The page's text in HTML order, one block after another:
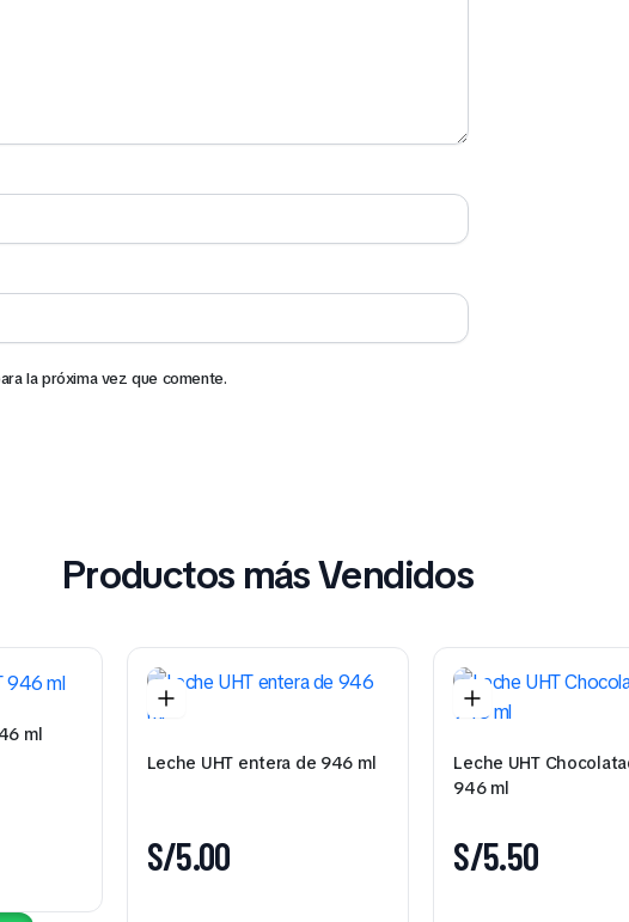
la próxima vez que comente.
Productos más Vendidos
ml
Leche UHT entera de 946 ml
S/5.00
Leche UHT
946 ml
S/5.50